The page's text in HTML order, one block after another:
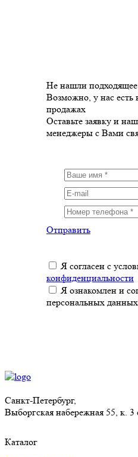
Не нашли
Возможно, у нас есть
продажах
Оставьте заявку и
менеджеры с Вами
Отправить
Я согласен с
конфиденциальности
Я ознакомлен и
персональных данных
Санкт-Петербург,
Выборгская набережная 55, к. 3
Каталог